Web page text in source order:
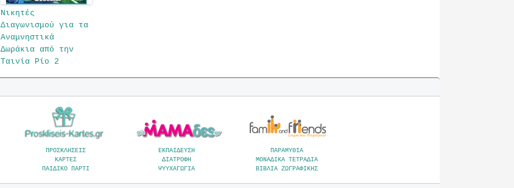
Νικητές
Διαγωνισμού για τα
Αναμνηστικά
Δωράκια από την
Ταινία Ρίο 2
ΠΡΟΣΚΛΗΣΕΙΣ
ΚΑΡΤΕΣ
ΠΑΙΔΙΚΟ ΠΑΡΤΙ
ΕΚΠΑΙΔΕΥΣΗ
ΔΙΑΤΡΟΦΗ
ΨΥΥΧΑΓΩΓΙΑ
ΠΑΡΑΜΥΘΙΑ
ΜΟΝΑΔΙΚΑ ΤΕΤΡΑΔΙΑ
ΒΙΒΛΙΑ ΖΩΓΡΑΦΙΚΗΣ